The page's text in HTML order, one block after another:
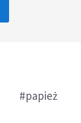
#papież